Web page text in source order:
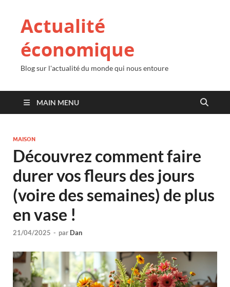
Actualité
économique
Blog sur l'actualité du monde qui nous entoure
MAIN MENU
MAISON
Découvrez comment faire
durer vos fleurs des jours
(voire des semaines) de plus
en vase !
21/04/2025 - par Dan